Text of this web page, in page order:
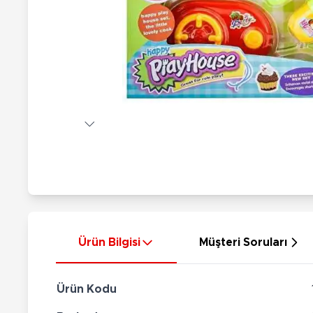
Elektronik Ürünler
Nerf
Silahlar
Silah Setleri
Kılıç Setleri
Ok Setleri
Ürün Bilgisi Müşteri Soruları
Ürün Kodu